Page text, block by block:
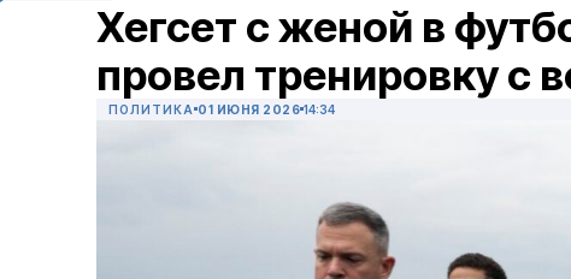
Хегсет с женой в
провел тренировку с
ПОЛИТИКА 01 ИЮНЯ 2026 14:34